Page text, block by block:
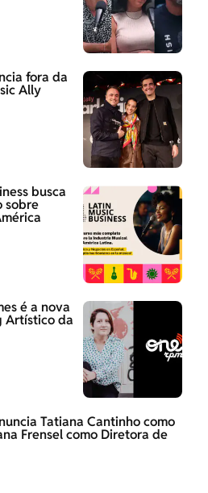
fora da
Ally
busca
sobre
é a nova
Artístico da
Tatiana Cantinho como
Frensel como Diretora de